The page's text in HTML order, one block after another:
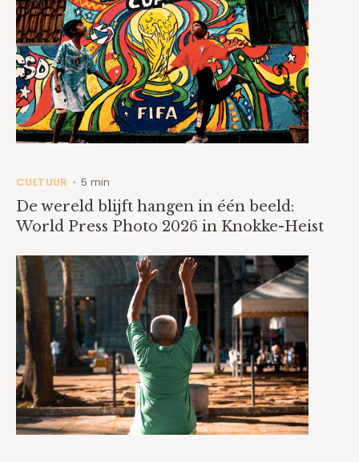
CULTUUR • 5 min
De wereld blijft hangen in één beeld:
World Press Photo 2026 in Knokke-Heist